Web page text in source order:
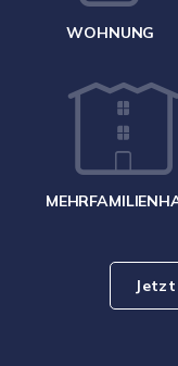
WOHNUNG